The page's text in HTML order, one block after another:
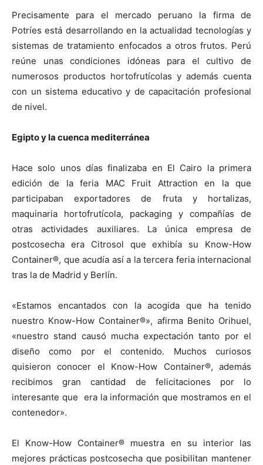
Precisamente para el mercado peruano la firma de
Potríes está desarrollando en la actualidad tecnologías y
sistemas de tratamiento enfocados a otros frutos. Perú
reúne unas condiciones idóneas para el cultivo de
numerosos productos hortofrutícolas y además cuenta
con un sistema educativo y de capacitación profesional
de nivel.
Egipto y la cuenca mediterránea
Hace solo unos días finalizaba en El Cairo la primera
edición de la feria MAC Fruit Attraction en la que
participaban exportadores de fruta y hortalizas,
maquinaria hortofrutícola, packaging y compañías de
otras actividades auxiliares. La única empresa de
postcosecha era Citrosol que exhibía su Know-How
Container®, que acudía así a la tercera feria internacional
tras la de Madrid y Berlín.
«Estamos encantados con la acogida que ha tenido
nuestro Know-How Container®», afirma Benito Orihuel,
«nuestro stand causó mucha expectación tanto por el
diseño como por el contenido. Muchos curiosos
quisieron conocer el Know-How Container®, además
recibimos gran cantidad de felicitaciones por lo
interesante que era la información que mostramos en el
contenedor».
El Know-How Container® muestra en su interior las
mejores prácticas postcosecha que posibilitan mantener